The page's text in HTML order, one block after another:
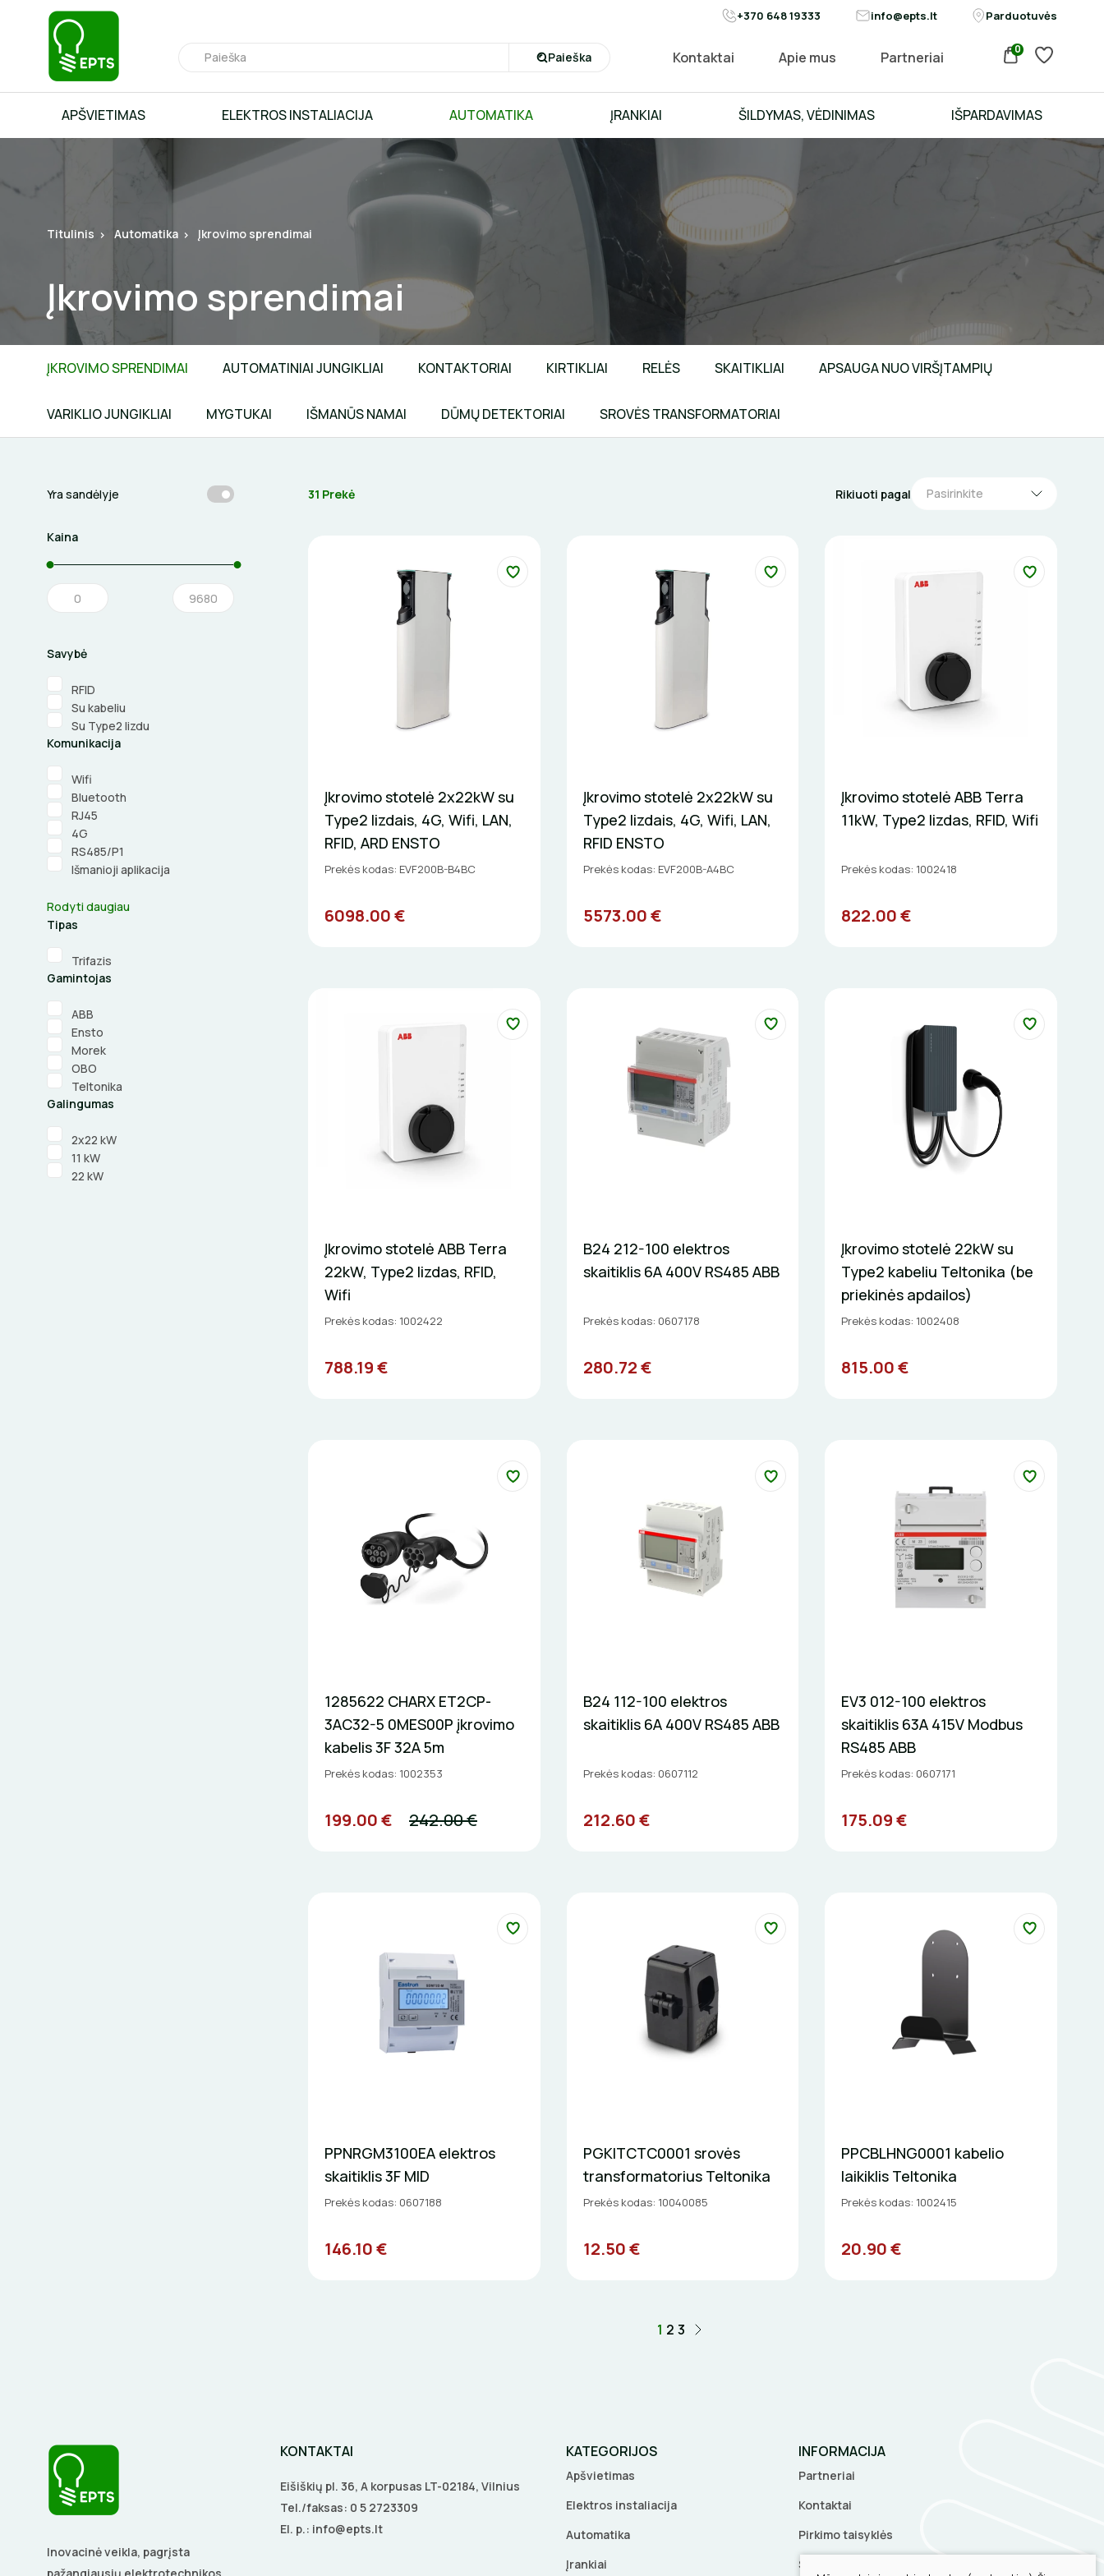
+370 648 19333 info@epts.lt Parduotuvės
Paieška Kontaktai Apie mus Partneriai 0
APŠVIETIMAS ELEKTROS INSTALIACIJA AUTOMATIKA ĮRANKIAI ŠILDYMAS, VĖDINIMAS IŠPARDAVIMAS
Titulinis Automatika Įkrovimo sprendimai
Įkrovimo sprendimai
ĮKROVIMO SPRENDIMAI AUTOMATINIAI JUNGIKLIAI KONTAKTORIAI KIRTIKLIAI RELĖS SKAITIKLIAI APSAUGA NUO VIRŠĮTAMPIŲ
VARIKLIO JUNGIKLIAI MYGTUKAI IŠMANŪS NAMAI DŪMŲ DETEKTORIAI SROVĖS TRANSFORMATORIAI
Yra sandėlyje
Kaina
Savybė
RFID
Su kabeliu
Su Type2 lizdu
Komunikacija
Wifi
Bluetooth
RJ45
4G
RS485/P1
Išmanioji aplikacija
Rodyti daugiau
Tipas
Trifazis
Gamintojas
ABB
Ensto
Morek
OBO
Teltonika
Galingumas
2x22 kW
11 kW
22 kW
31 Prekė Rikiuoti pagal Pasirinkite
Įkrovimo stotelė 2x22kW su
Type2 lizdais, 4G, Wifi, LAN,
RFID, ARD ENSTO
Prekės kodas: EVF200B-B4BC
6098.00 €
Įkrovimo stotelė 2x22kW su
Type2 lizdais, 4G, Wifi, LAN,
RFID ENSTO
Prekės kodas: EVF200B-A4BC
5573.00 €
Įkrovimo stotelė ABB Terra
11kW, Type2 lizdas, RFID, Wifi
Prekės kodas: 1002418
822.00 €
Įkrovimo stotelė ABB Terra
22kW, Type2 lizdas, RFID,
Wifi
Prekės kodas: 1002422
788.19 €
B24 212-100 elektros
skaitiklis 6A 400V RS485 ABB
Prekės kodas: 0607178
280.72 €
Įkrovimo stotelė 22kW su
Type2 kabeliu Teltonika (be
priekinės apdailos)
Prekės kodas: 1002408
815.00 €
1285622 CHARX ET2CP-
3AC32-5 0MES00P įkrovimo
kabelis 3F 32A 5m
Prekės kodas: 1002353
199.00 € 242.00 €
B24 112-100 elektros
skaitiklis 6A 400V RS485 ABB
Prekės kodas: 0607112
212.60 €
EV3 012-100 elektros
skaitiklis 63A 415V Modbus
RS485 ABB
Prekės kodas: 0607171
175.09 €
PPNRGM3100EA elektros
skaitiklis 3F MID
Prekės kodas: 0607188
146.10 €
PGKITCTC0001 srovės
transformatorius Teltonika
Prekės kodas: 10040085
12.50 €
PPCBLHNG0001 kabelio
laikiklis Teltonika
Prekės kodas: 1002415
20.90 €
1 2 3
Inovacinė veikla, pagrįsta
KONTAKTAI
Eišiškių pl. 36, A korpusas LT-02184, Vilnius
Tel./faksas: 0 5 2723309
El. p.: info@epts.lt
KATEGORIJOS
Apšvietimas
Elektros instaliacija
Automatika
Įrankiai
INFORMACIJA
Partneriai
Kontaktai
Pirkimo taisyklės
Slapukų parinktys